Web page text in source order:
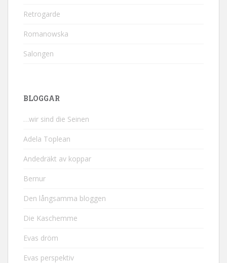
Retrogarde
Romanowska
Salongen
BLOGGAR
…wir sind die Seinen
Adela Toplean
Andedräkt av koppar
Bernur
Den långsamma bloggen
Die Kaschemme
Evas dröm
Evas perspektiv